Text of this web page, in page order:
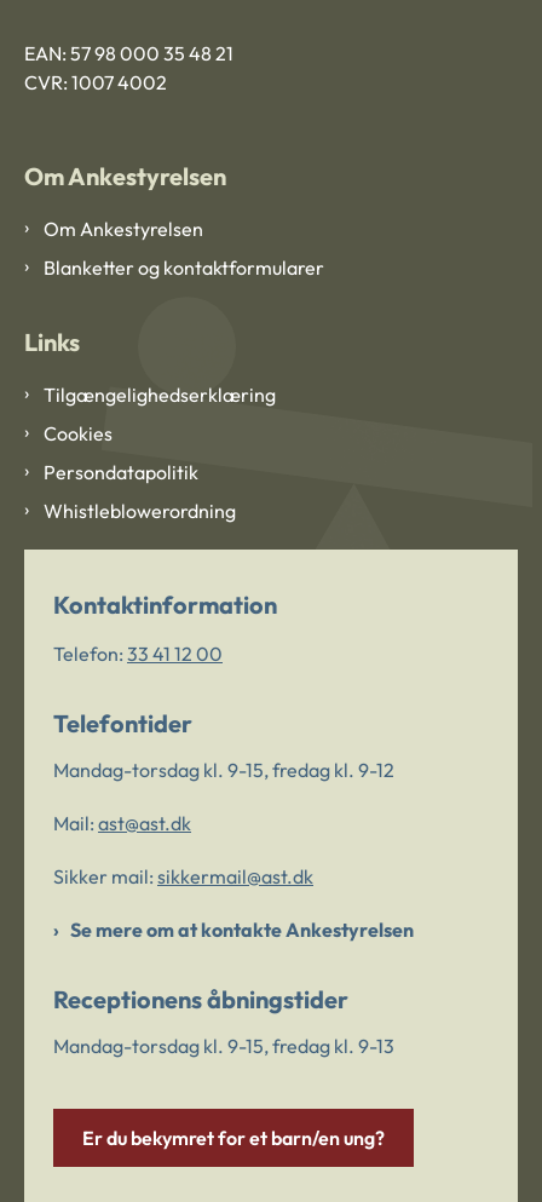
EAN: 57 98 000 35 48 21
CVR: 1007 4002
Om Ankestyrelsen
Om Ankestyrelsen
Blanketter og kontaktformularer
Links
Tilgængelighedserklæring
Cookies
Persondatapolitik
Whistleblowerordning
Kontaktinformation
Telefon: 33 41 12 00
Telefontider
Mandag-torsdag kl. 9-15, fredag kl. 9-12
Mail: ast@ast.dk
Sikker mail: sikkermail@ast.dk
Se mere om at kontakte Ankestyrelsen
Receptionens åbningstider
Mandag-torsdag kl. 9-15, fredag kl. 9-13
Er du bekymret for et barn/en ung?